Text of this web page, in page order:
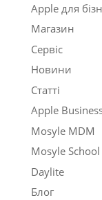
Apple для
Магазин
Сервіс
Новини
Статті
Apple
Mosyle MDM
Mosyle
Daylite
Блог